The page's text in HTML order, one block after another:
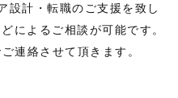
設計・転職のご支援を致し
によるご相談が可能です。
連絡させて頂きます。